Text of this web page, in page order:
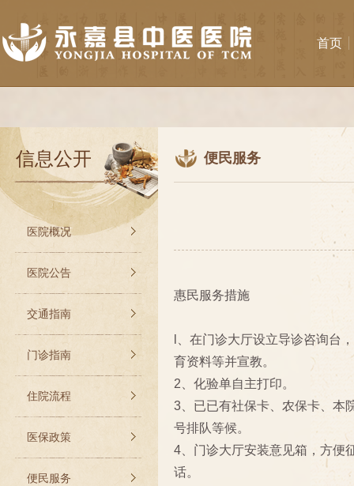
首页
信息公开
医院概况
医院公告
交通指南
门诊指南
住院流程
医保政策
便民服务
便民服务
惠民服务措施
l、在门诊大厅设立导诊咨询台
育资料等并宣教。
2、化验单自主打印。
3、已已有社保卡、农保卡、本
号排队等候。
4、门诊大厅安装意见箱，方便
话。